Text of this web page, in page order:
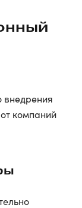
внедрения
компаний